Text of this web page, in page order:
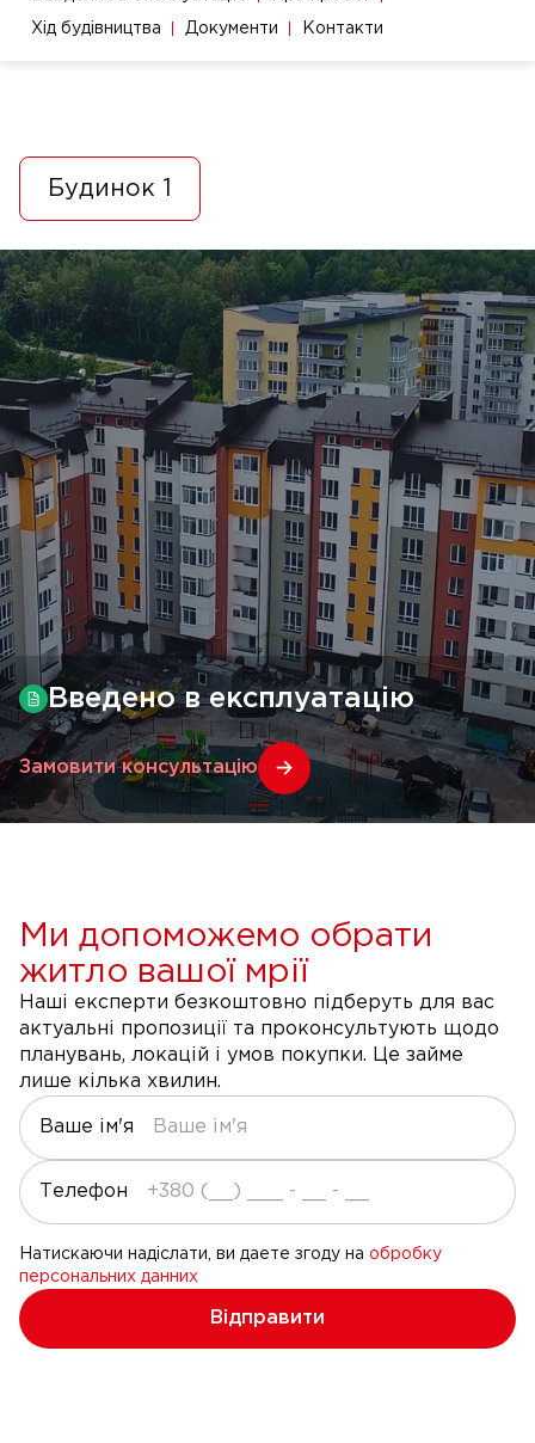
Хід будівництва Документи Контакти
Будинок 1
Введено в експлуатацію
Замовити консультацію
Ми допоможемо обрати
житло вашої мрії
Наші експерти безкоштовно підберуть для вас
актуальні пропозиції та проконсультують щодо
планувань, локацій і умов покупки. Це займе
лише кілька хвилин.
Ваше ім'я
Телефон
Натискаючи надіслати, ви даете згоду на обробку
персональних данних
Відправити